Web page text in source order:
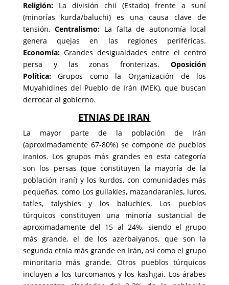
Religión:La división chií (Estado) frente a suní
(minorías kurda/baluchi) es una causa clave de
tensión.Centralismo: La falta de autonomía local
genera quejas en las regiones periféricas.
Economía:Grandes desigualdades entre el centro
persa y las zonas fronterizas.Oposición
Política:Grupos como laOrganización de los
Muyahidines del Pueblo de Irán (MEK), que buscan
derrocar al gobierno.
ETNIAS DE IRAN
La mayor parte de la población de Irán
(aproximadamente 67-80%) se compone de pueblos
iranios. Los grupos más grandes en esta categoría
son los persas (que constituyen la mayoría de la
población iraní) y los kurdos, con comunidades más
pequeñas, como Los guilakíes, mazandaraníes, luros,
tatíes, talyshíes y los baluchíes. Los pueblos
túrquicos constituyen una minoría sustancial de
aproximadamente del 15 al 24%, siendo el grupo
más grande, el de los azerbaiyanos, que son la
segunda etnia más grande en Irán, así como el grupo
minoritario más grande. Otros pueblos túrquicos
incluyen a los turcomanos y los kashgai. Los árabes